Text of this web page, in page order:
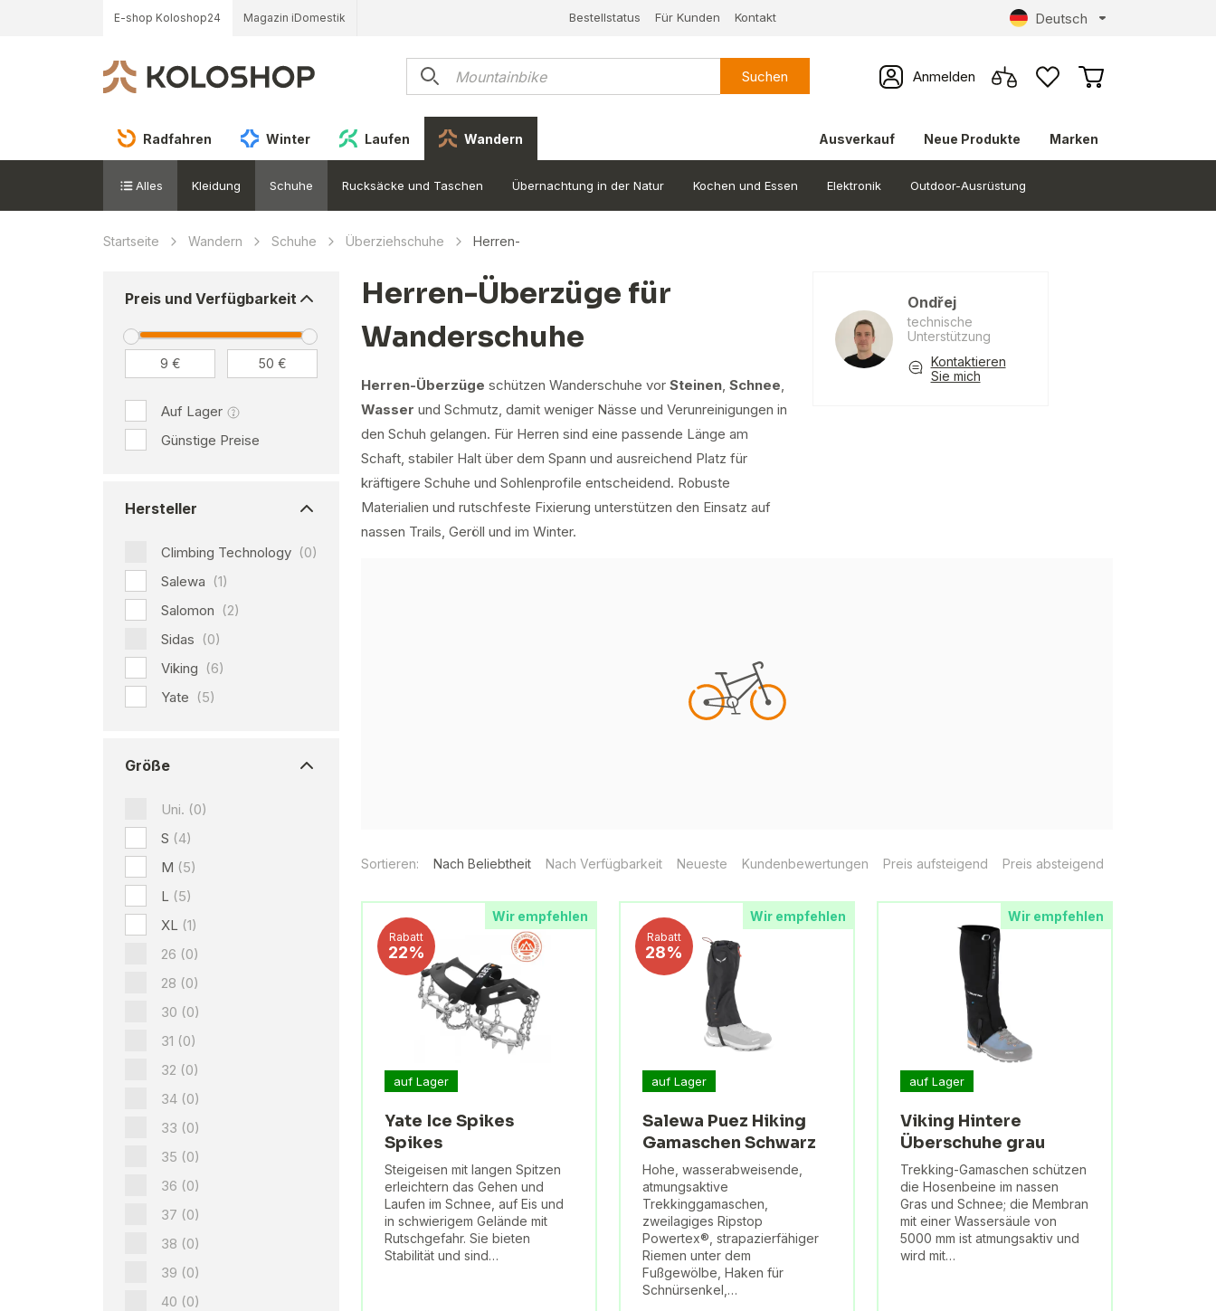
E-shop Koloshop24 Magazin iDomestik Bestellstatus Für Kunden Kontakt Deutsch
Suchen Anmelden
Radfahren Winter Laufen Wandern Ausverkauf Neue Produkte Marken
Alles Kleidung Schuhe Rucksäcke und Taschen Übernachtung in der Natur Kochen und Essen Elektronik Outdoor-Ausrüstung
Startseite Wandern Schuhe Überziehschuhe Herren-
Preis und Verfügbarkeit
Auf Lager
Günstige Preise
Hersteller
Climbing Technology (0)
Salewa (1)
Salomon (2)
Sidas (0)
Viking (6)
Yate (5)
Größe
Uni. (0)
S (4)
M (5)
L (5)
XL (1)
26 (0)
28 (0)
30 (0)
31 (0)
32 (0)
34 (0)
33 (0)
35 (0)
36 (0)
37 (0)
38 (0)
39 (0)
40 (0)
Herren-Überzüge für
Wanderschuhe
Herren-Überzüge schützen Wanderschuhe vor Steinen, Schnee,
Wasser und Schmutz, damit weniger Nässe und Verunreinigungen in
den Schuh gelangen. Für Herren sind eine passende Länge am
Schaft, stabiler Halt über dem Spann und ausreichend Platz für
kräftigere Schuhe und Sohlenprofile entscheidend. Robuste
Materialien und rutschfeste Fixierung unterstützen den Einsatz auf
nassen Trails, Geröll und im Winter.
Ondřej
technische
Unterstützung
Kontaktieren
Sie mich
Sortieren: Nach Beliebtheit Nach Verfügbarkeit Neueste Kundenbewertungen Preis aufsteigend Preis absteigend
Wir empfehlen
Rabatt
22%
auf Lager
Yate Ice Spikes
Spikes
Steigeisen mit langen Spitzen
erleichtern das Gehen und
Laufen im Schnee, auf Eis und
in schwierigem Gelände mit
Rutschgefahr. Sie bieten
Stabilität und sind…
Wir empfehlen
Rabatt
28%
auf Lager
Salewa Puez Hiking
Gamaschen Schwarz
Hohe, wasserabweisende,
atmungsaktive
Trekkinggamaschen,
zweilagiges Ripstop
Powertex®, strapazierfähiger
Riemen unter dem
Fußgewölbe, Haken für
Schnürsenkel,…
Wir empfehlen
auf Lager
Viking Hintere
Überschuhe grau
Trekking-Gamaschen schützen
die Hosenbeine im nassen
Gras und Schnee; die Membran
mit einer Wassersäule von
5000 mm ist atmungsaktiv und
wird mit…